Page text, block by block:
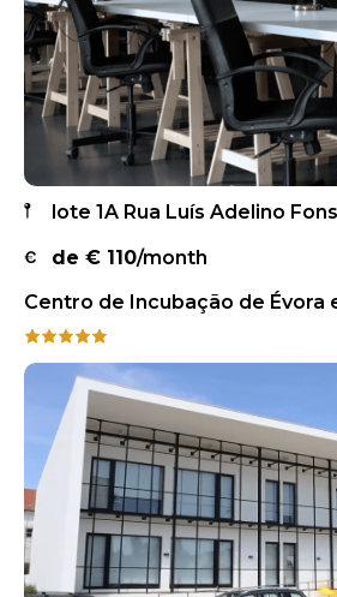
lote 1A Rua Luís Adelino
de € 110/month
Centro de Incubação de Évora